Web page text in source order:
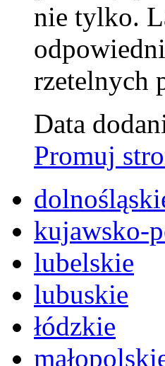
nie tylko.
rzetelnych
Data
Promuj
kujawsko-
lubelskie
lubuskie
łódzkie